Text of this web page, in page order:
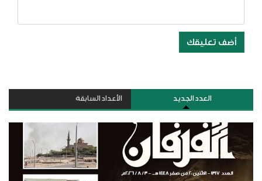
أضف تعليقك
العدد الجديد الأعداد السابقة